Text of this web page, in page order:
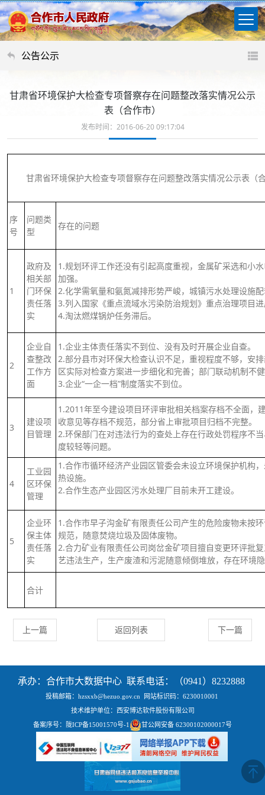
公告公示
甘肃省环境保护大检查专项督察存在问题整改落实情况公示
表（合作市）
发布时间：2016-06-20 09:17:04
甘肃省环境保护大检查专项督察存在问题整改落实情况公示表（
序
号
问题类
型
存在的问题
1
政府及
相关部
门环保
责任落
实
1.规划环评工作还没有引起高度重视，金属矿采选和小
加强。
2.化学需氧量和氨氮减排形势严峻，城镇污水处理设施
3.列入国家《重点流域水污染防治规划》重点治理项目
4.淘汰燃煤锅炉任务滞后。
2
企业自
查整改
工作方
面
1.企业主体责任落实不到位、没有及时开展企业自查。
2.部分县市对环保大检查认识不足，重视程度不够，安
区实际对检查方案进一步细化和完善；部门联动机制不
3.企业“一企一档”制度落实不到位。
3
建设项
目管理
1.2011年至今建设项目环评审批相关档案存档不全面，
收意见等存档不规范，部分省上审批项目归档不完整。
2.环保部门在对违法行为的查处上存在行政处罚程序不
度较轻等问题。
4
工业园
区环保
管理
1.合作市循环经济产业园区管委会未设立环境保护机构
热设施。
2.合作生态产业园区污水处理厂目前未开工建设。
5
企业环
保主体
责任落
实
1.合作市早子沟金矿有限责任公司产生的危险废物未按
规范，随意焚烧垃圾及固体废物。
2.合力矿业有限责任公司岗岔金矿项目擅自变更环评批
艺违法生产，生产废渣和污泥随意倾倒堆放，存在环境
合计
上一篇 返回列表 下一篇
承办：合作市大数据中心 联系电话：（0941）8232888
投稿邮箱：hzsxxb@hezuo.gov.cn
网站标识码：6230010001
技术维护单位：西安博达软件股份有限公司
备案序号：
陇ICP备15001570号-1 甘公网安备 62300102000017号